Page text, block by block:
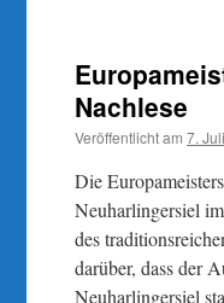
Nachlese
Veröffentlicht am 7.
Die
Neuharlingersiel
des
darüber, dass der
Neuharlingersiel